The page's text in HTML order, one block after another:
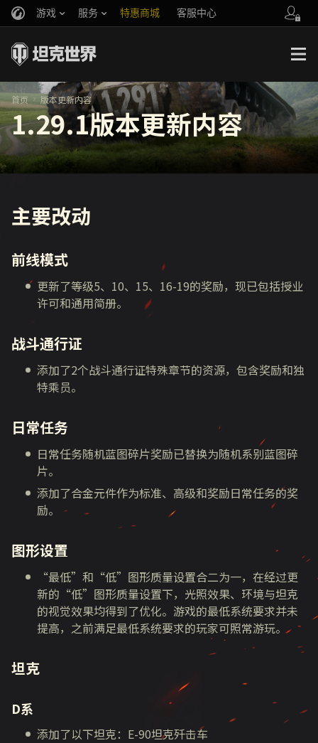
游戏 服务 特惠商城 客服中心
你好，吾久
万圣节
《以战止战》
官方自媒体
首页 版本更新内容
1.29.1版本更新内容
主要改动
前线模式
更新了等级5、10、15、16-19的奖励，现已包括授业
许可和通用简册。
战斗通行证
添加了2个战斗通行证特殊章节的资源，包含奖励和独
特乘员。
日常任务
日常任务随机蓝图碎片奖励已替换为随机系别蓝图碎
片。
添加了合金元件作为标准、高级和奖励日常任务的奖
励。
图形设置
“最低”和“低”图形质量设置合二为一，在经过更
新的“低”图形质量设置下，光照效果、环境与坦克
的视觉效果均得到了优化。游戏的最低系统要求并未
提高，之前满足最低系统要求的玩家可照常游玩。
坦克
D系
添加了以下坦克：E-90坦克歼击车